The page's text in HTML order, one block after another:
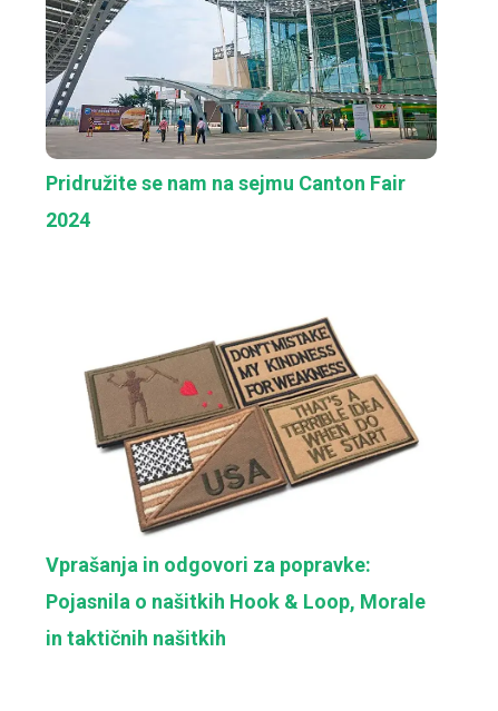
Pridružite se nam na sejmu Canton Fair
2024
Vprašanja in odgovori za popravke:
Pojasnila o našitkih Hook & Loop, Morale
in taktičnih našitkih